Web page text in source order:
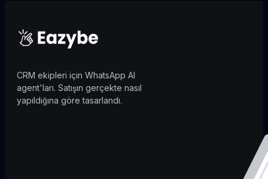
CRM ekipleri için WhatsApp AI
agent'ları. Satışın gerçekte nasıl
yapıldığına göre tasarlandı.